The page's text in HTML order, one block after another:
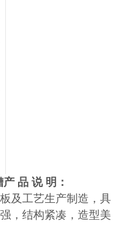
产 品 说 明：
及工艺生产制造，具
，结构紧凑，造型美